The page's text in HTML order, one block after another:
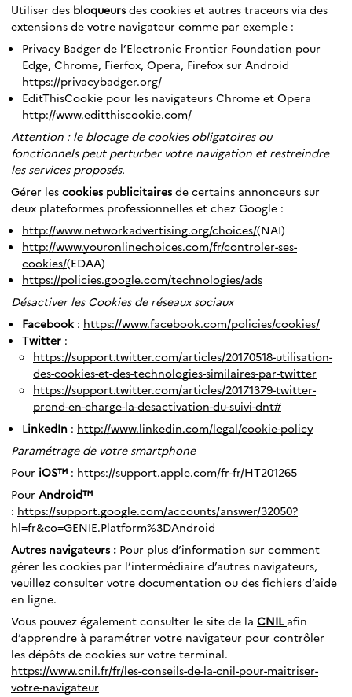
Utiliser des bloqueurs des cookies et autres traceurs via des
extensions de votre navigateur comme par exemple :
Privacy Badger de l’Electronic Frontier Foundation pour
Edge, Chrome, Fierfox, Opera, Firefox sur Android
https://privacybadger.org/
EditThisCookie pour les navigateurs Chrome et Opera
http://www.editthiscookie.com/
Attention : le blocage de cookies obligatoires ou
fonctionnels peut perturber votre navigation et restreindre
les services proposés.
Gérer les cookies publicitaires de certains annonceurs sur
deux plateformes professionnelles et chez Google :
http://www.networkadvertising.org/choices/(NAI)
http://www.youronlinechoices.com/fr/controler-ses-
cookies/(EDAA)
https://policies.google.com/technologies/ads
Désactiver les Cookies de réseaux sociaux
Facebook : https://www.facebook.com/policies/cookies/
Twitter :
https://support.twitter.com/articles/20170518-utilisation-
des-cookies-et-des-technologies-similaires-par-twitter
https://support.twitter.com/articles/20171379-twitter-
prend-en-charge-la-desactivation-du-suivi-dnt#
LinkedIn : http://www.linkedin.com/legal/cookie-policy
Paramétrage de votre smartphone
Pour iOS™ : https://support.apple.com/fr-fr/HT201265
Pour Android™
: https://support.google.com/accounts/answer/32050?
hl=fr&co=GENIE.Platform%3DAndroid
Autres navigateurs : Pour plus d’information sur comment
gérer les cookies par l’intermédiaire d’autres navigateurs,
veuillez consulter votre documentation ou des fichiers d’aide
en ligne.
Vous pouvez également consulter le site de la CNIL afin
d’apprendre à paramétrer votre navigateur pour contrôler
les dépôts de cookies sur votre terminal.
https://www.cnil.fr/fr/les-conseils-de-la-cnil-pour-maitriser-
votre-navigateur